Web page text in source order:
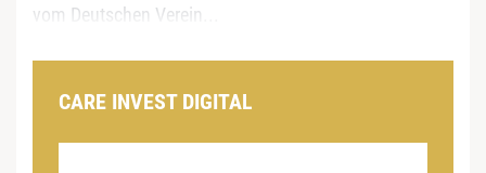
vom Deutschen Verein...
CARE INVEST DIGITAL